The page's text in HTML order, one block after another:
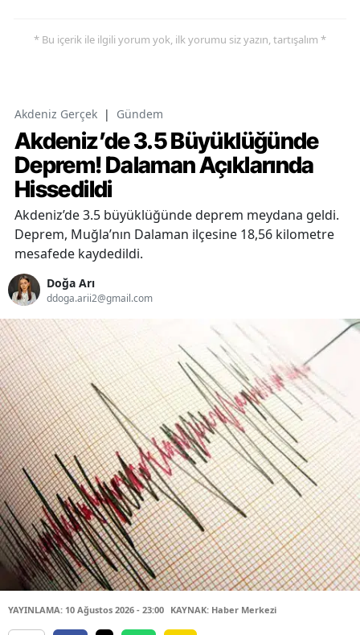
* Bu içerik ile ilgili yorum yok, ilk yorumu siz yazın, tartışalım *
Akdeniz Gerçek | Gündem
Akdeniz’de 3.5 Büyüklüğünde
Deprem! Dalaman Açıklarında
Hissedildi
Akdeniz’de 3.5 büyüklüğünde deprem meydana geldi.
Deprem, Muğla’nın Dalaman ilçesine 18,56 kilometre
mesafede kaydedildi.
Doğa Arı
ddoga.arii2@gmail.com
YAYINLAMA: 10 Ağustos 2026 - 23:00 KAYNAK: Haber Merkezi